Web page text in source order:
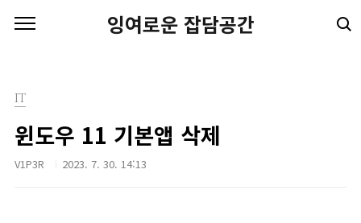
잉여로운 잡담공간
IT
윈도우 11 기본앱 삭제
V1P3R 2023. 7. 30. 14:13